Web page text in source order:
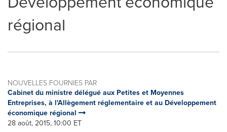
régional
NOUVELLES FOURNIES PAR
Cabinet du ministre délégué aux Petites et Moyennes
Entreprises, à l'Allègement réglementaire et au Développement
économique régional
28 août, 2015, 10:00 ET